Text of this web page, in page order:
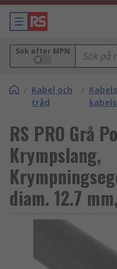
Sök efter MPN
/ Kabel och
tråd
/
RS PRO Grå
Krympslang,
diam. 12.7